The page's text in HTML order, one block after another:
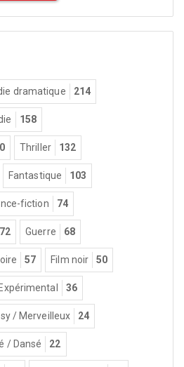
dramatique 214
158
Thriller 132
Fantastique 103
fiction 74
72 Guerre 68
57 Film noir 50
Expérimental 36
/ Merveilleux 24
/ Dansé 22